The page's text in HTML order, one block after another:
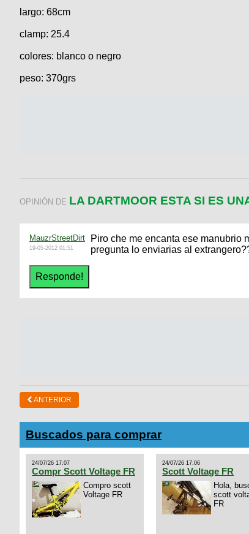
largo: 68cm
clamp: 25.4
colores: blanco o negro
peso: 370grs
OPINIÓN DE LA DARTMOOR ESTA SI ES
MauzrStreetDirt
19-05-2012 01:51
Piro che me encanta ese manubrio
pregunta lo enviarias al
ANTERIOR
Buscados para comprar
24/07/26 17:07
Compr Scott Voltage FR
Compro scott
Voltage FR
24/07/26 17:06
Scott Voltage FR
Hola,
scott
FR